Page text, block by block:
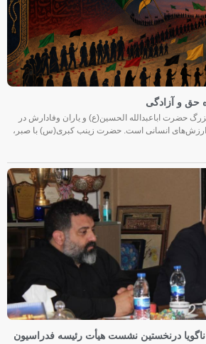
حق و آزادگی
حضرت اباعبدالله الحسین(ع) و یاران وفادارش در
انسانی است. حضرت زینب کبری(س) با صبر،
درنخستین نشست هیأت رئیسه فدراسیون